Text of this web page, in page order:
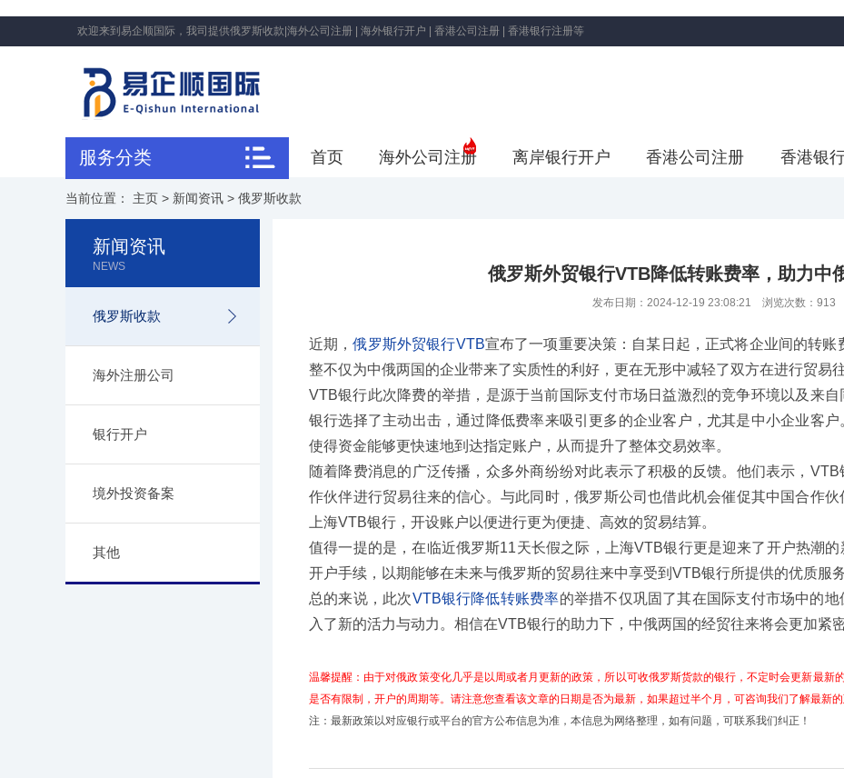
欢迎来到易企顺国际，我司提供俄罗斯收款|海外公司注册 | 海外银行开户 | 香港公司注册 | 香港银行注册等
服务分类 首页 海外公司注册 离岸银行开户 香港公司注册 香港银
当前位置： 主页 > 新闻资讯 > 俄罗斯收款
新闻资讯
NEWS
俄罗斯收款
海外注册公司
银行开户
境外投资备案
其他
俄罗斯外贸银行VTB降低转账费率，助力中
发布日期：2024-12-19 23:08:21 浏览次数： 913
近期，俄罗斯外贸银行VTB宣布了一项重要决策：自某日起，正式将企业间的转
整不仅为中俄两国的企业带来了实质性的利好，更在无形中减轻了双方在进行贸易
VTB银行此次降费的举措，是源于当前国际支付市场日益激烈的竞争环境以及来
银行选择了主动出击，通过降低费率来吸引更多的企业客户，尤其是中小企业客
使得资金能够更快速地到达指定账户，从而提升了整体交易效率。
随着降费消息的广泛传播，众多外商纷纷对此表示了积极的反馈。他们表示，
作伙伴进行贸易往来的信心。与此同时，俄罗斯公司也借此机会催促其中国合作伙
上海VTB银行，开设账户以便进行更为便捷、高效的贸易结算。
值得一提的是，在临近俄罗斯11天长假之际，上海VTB银行更是迎来了开户热潮
开户手续，以期能够在未来与俄罗斯的贸易往来中享受到VTB银行所提供的优质服
总的来说， 此次VTB银行降低转账费率的举措不仅巩固了其在国际支付市场中的
入了新的活力与动力。相信在VTB银行的助力下，中俄两国的经贸往来将会更加紧
温馨提醒：由于对俄政策变化几乎是以周或者月更新的政策，所以可收俄罗斯货款的银行，不定时会更新最新
是否有限制，开户的周期等。请注意您查看该文章的日期是否为最新，如果超过半个月，可咨询我们了解最新
注：最新政策以对应银行或平台的官方公布信息为准，本信息为网络整理，如有问题，可联系我们纠正！